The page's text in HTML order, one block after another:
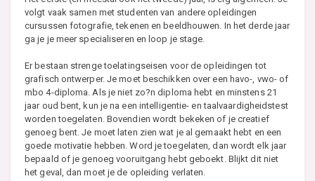
volgt vaak samen met studenten van andere opleidingen
cursussen fotografie, tekenen en beeldhouwen. In het derde jaar
ga je je meer specialiseren en loop je stage.
Er bestaan strenge toelatingseisen voor de opleidingen tot
grafisch ontwerper. Je moet beschikken over een havo-, vwo- of
mbo 4-diploma. Als je niet zo?n diploma hebt en minstens 21
jaar oud bent, kun je na een intelligentie- en taalvaardigheidstest
worden toegelaten. Bovendien wordt bekeken of je creatief
genoeg bent. Je moet laten zien wat je al gemaakt hebt en een
goede motivatie hebben. Word je toegelaten, dan wordt elk jaar
bepaald of je genoeg vooruitgang hebt geboekt. Blijkt dit niet
het geval, dan moet je de opleiding verlaten.